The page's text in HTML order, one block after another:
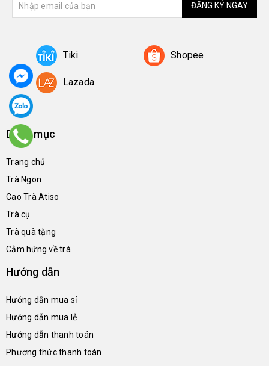
ĐĂNG KÝ NGAY
Tiki Shopee
Lazada
Danh mục
Trang chủ
Trà Ngon
Cao Trà Atiso
Trà cụ
Trà quà tặng
Cảm hứng về trà
Hướng dẫn
Hướng dẫn mua sỉ
Hướng dẫn mua lẻ
Hướng dẫn thanh toán
Phương thức thanh toán